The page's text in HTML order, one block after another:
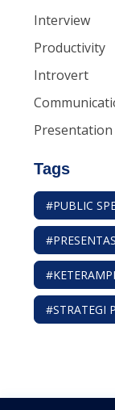
Interview
Productivity
Introvert
Presentation
Tags
#PUBLIC
#STRATEGI